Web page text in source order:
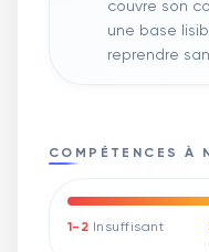
couvre son
une base
reprendre
COMPÉTENCES À
1-2 Insuffisant